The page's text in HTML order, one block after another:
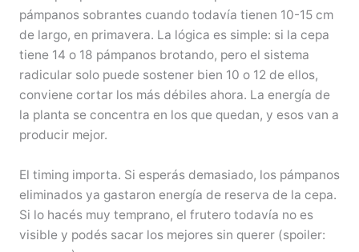
pámpanos sobrantes cuando todavía tienen 10-15 cm
de largo, en primavera. La lógica es simple: si la cepa
tiene 14 o 18 pámpanos brotando, pero el sistema
radicular solo puede sostener bien 10 o 12 de ellos,
conviene cortar los más débiles ahora. La energía de
la planta se concentra en los que quedan, y esos van a
producir mejor.
El timing importa. Si esperás demasiado, los pámpanos
eliminados ya gastaron energía de reserva de la cepa.
Si lo hacés muy temprano, el frutero todavía no es
visible y podés sacar los mejores sin querer (spoiler: